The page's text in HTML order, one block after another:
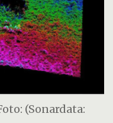
(Sonardata: